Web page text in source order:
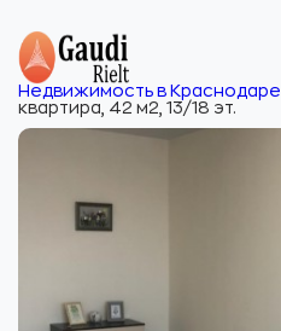
Недвижимость в Краснодаре
квартира, 42 м2, 13/18 эт.